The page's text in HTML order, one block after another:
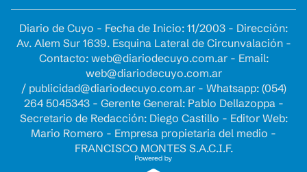
Diario de Cuyo - Fecha de Inicio: 11/2003 - Dirección:
Av. Alem Sur 1639. Esquina Lateral de Circunvalación -
Contacto: web@diariodecuyo.com.ar- Email:
web@diariodecuyo.com.ar
/ publicidad@diariodecuyo.com.ar- Whatsapp: (054)
264 5045343 - Gerente General: Pablo Dellazoppa -
Secretario de Redacción: Diego Castillo - Editor Web:
Mario Romero - Empresa propietaria del medio -
FRANCISCO MONTES S.A.C.I.F.